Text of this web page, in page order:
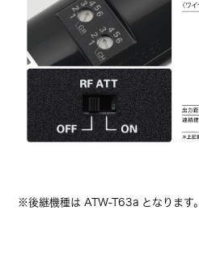
※後継機種はATW-T63a となります。